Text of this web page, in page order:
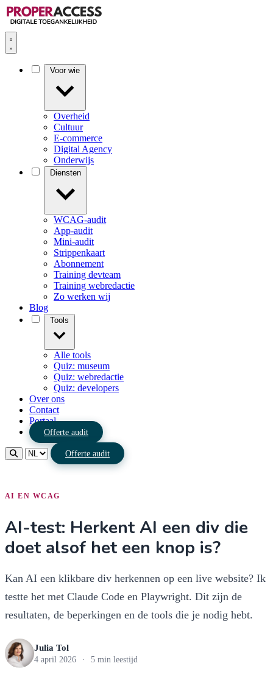
Overheid
Cultuur
E-commerce
Digital Agency
Onderwijs
WCAG-audit
App-audit
Mini-audit
Strippenkaart
Abonnement
Training devteam
Training webredactie
Zo werken wij
Blog
Alle tools
Quiz: museum
Quiz: webredactie
Quiz: developers
Over ons
Contact
Portaal
Offerte audit
Offerte audit
AI EN WCAG
AI-test: Herkent AI een div die
doet alsof het een knop is?
Kan AI een klikbare div herkennen op een live website? Ik
testte het met Claude Code en Playwright. Dit zijn de
resultaten, de beperkingen en de tools die je nodig hebt.
Julia Tol
4 april 2026 · 5 min leestijd